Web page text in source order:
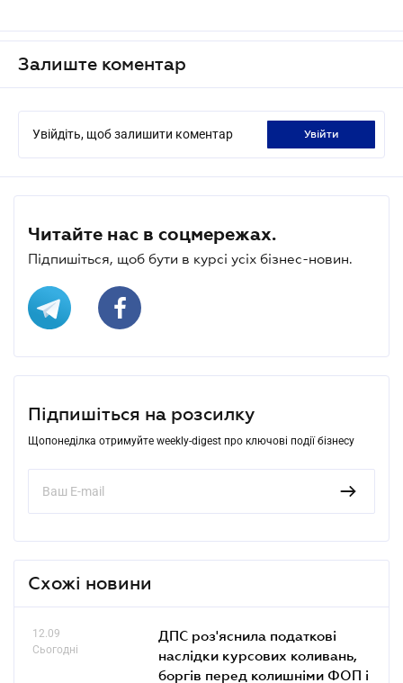
Залиште коментар
Увійдіть, щоб залишити коментар увійти
Читайте нас в соцмережах.
Підпишіться, щоб бути в курсі усіх бізнес-новин.
Підпишіться на розсилку
Щопонеділка отримуйте weekly-digest про ключові події бізнесу
Схожі новини
12.09
Сьогодні
ДПС роз'яснила податкові
наслідки курсових коливань,
боргів перед колишніми ФОП і